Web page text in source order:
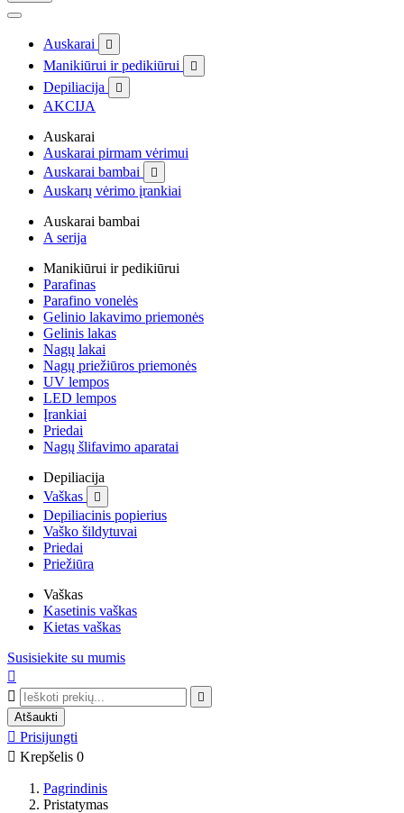
Auskarai 
Manikiūrui ir pedikiūrui 
Depiliacija 
AKCIJA
Auskarai
Auskarai pirmam vėrimui
Auskarai bambai

Auskarų vėrimo įrankiai
Auskarai bambai
A serija
Manikiūrui ir pedikiūrui
Parafinas
Parafino vonelės
Gelinio lakavimo priemonės
Gelinis lakas
Nagų lakai
Nagų priežiūros priemonės
UV lempos
LED lempos
Įrankiai
Priedai
Nagų šlifavimo aparatai
Depiliacija
Vaškas

Depiliacinis popierius
Vaško šildytuvai
Priedai
Priežiūra
Vaškas
Kasetinis vaškas
Kietas vaškas
Susisiekite su mumis



Atšaukti
 Prisijungti
 Krepšelis 0
Pagrindinis
Pristatymas